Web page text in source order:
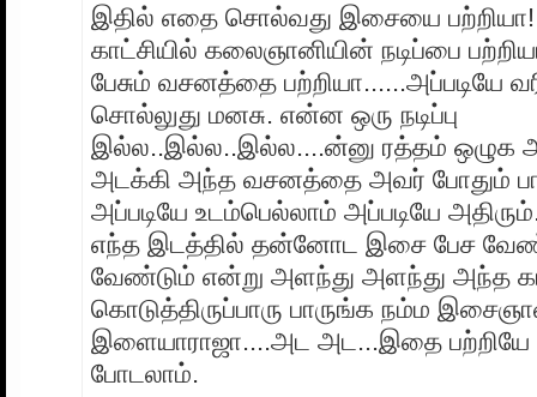
இதில் எதை சொல்வது இசையை
காட்சியில் கலைஞானியின் நடிப்பை
பேசும் வசனத்தை பற்றியா......அப்படியே
சொல்லுது மனசு. என்ன ஒரு நடிப்பு
இல்ல..இல்ல..இல்ல....ன்னு ரத்தம் ஒழுக
அடக்கி அந்த வசனத்தை அவர் போதும்
அப்படியே உடம்பெல்லாம் அப்படியே
எந்த இடத்தில் தன்னோட இசை பேச
வேண்டும் என்று அளந்து அளந்து அந்த
கொடுத்திருப்பாரு பாருங்க நம்ம
இளையாராஜா....அட அட...இதை பற்றியே
போடலாம்.